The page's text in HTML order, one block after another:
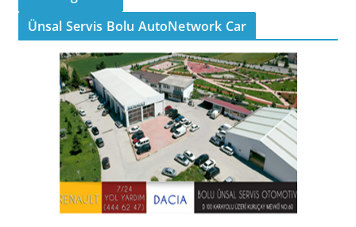
Ünsal Servis Bolu AutoNetwork Car